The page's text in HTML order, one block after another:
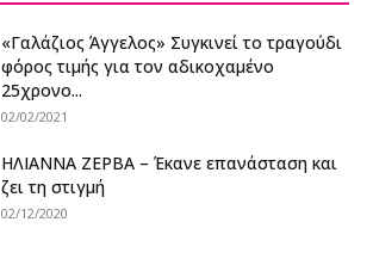
«Γαλάζιος Άγγελος» Συγκινεί το τραγούδι
φόρος τιμής για τον αδικοχαμένο
25χρονο...
02/02/2021
ΗΛΙΑΝΝΑ ΖΕΡΒΑ – Έκανε επανάσταση και
ζει τη στιγμή
02/12/2020